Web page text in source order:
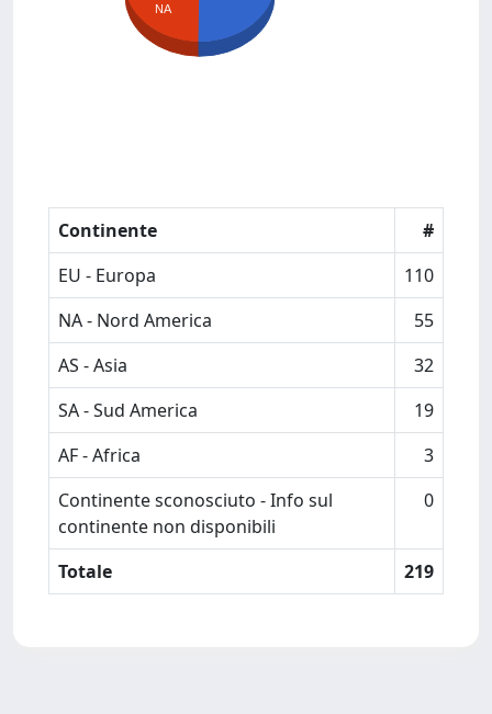
NA
Continente
#
EU - Europa
110
NA - Nord America
55
AS - Asia
32
SA - Sud America
19
AF - Africa
3
Continente sconosciuto - Info sul
continente non disponibili
0
Totale 219